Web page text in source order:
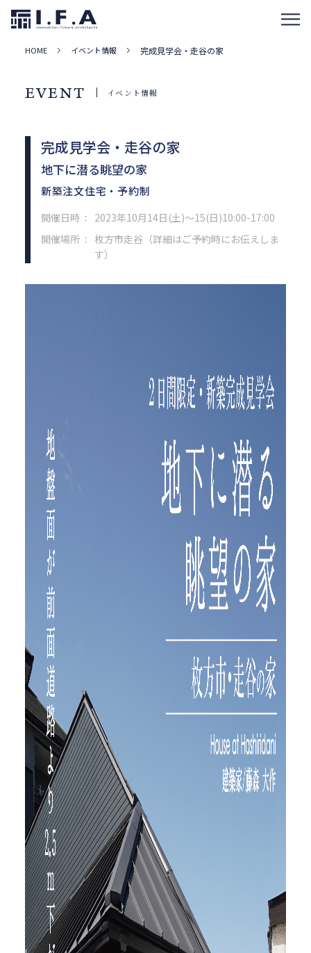
HOME イベント情報 完成見学会・走谷の家
EVENT イベント情報
完成見学会・走谷の家
地下に潜る眺望の家
新築注文住宅・予約制
開催日時 ：
2023年10月14日(土)～15(日)10:00-17:00
開催場所 ：
枚方市走谷（詳細はご予約時にお伝えしま
す）